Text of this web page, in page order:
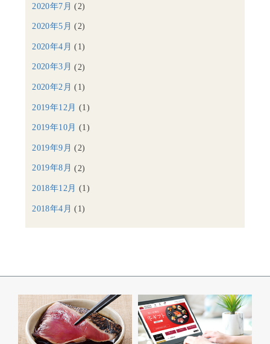
2020年7月 (2)
2020年5月 (2)
2020年4月 (1)
2020年3月 (2)
2020年2月 (1)
2019年12月 (1)
2019年10月 (1)
2019年9月 (2)
2019年8月 (2)
2018年12月 (1)
2018年4月 (1)